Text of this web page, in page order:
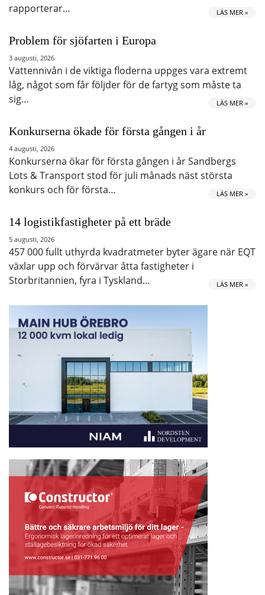
rapporterar…
LÄS MER »
Problem för sjöfarten i Europa
3 augusti, 2026
Vattennivån i de viktiga floderna uppges vara extremt
låg, något som får följder för de fartyg som måste ta
sig…
LÄS MER »
Konkurserna ökade för första gången i år
4 augusti, 2026
Konkurserna ökar för första gången i år Sandbergs
Lots & Transport stod för juli månads näst största
konkurs och för första…
LÄS MER »
14 logistikfastigheter på ett bräde
5 augusti, 2026
457 000 fullt uthyrda kvadratmeter byter ägare när EQT
växlar upp och förvärvar åtta fastigheter i
Storbritannien, fyra i Tyskland…
LÄS MER »